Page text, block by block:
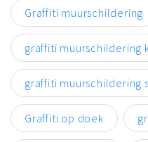
Graffiti muurschildering
graffiti muurschildering
graffiti muurschildering
Graffiti op doek